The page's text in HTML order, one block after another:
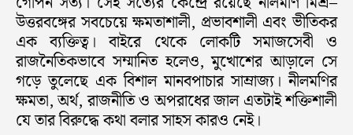
উত্তরবঙ্গের সবচেয়ে ক্ষমতাশালী, প্রভাবশালী এবং ভীতিকর
এক ব্যক্তিত্ব। বাইরে থেকে লোকটি সমাজসেবী ও
রাজনৈতিকভাবে সম্মানিত হলেও, মুখোশের আড়ালে সে
গড়ে তুলেছে এক বিশাল মানবপাচার সাম্রাজ্য। নীলমণির
ক্ষমতা, অর্থ, রাজনীতি ও অপরাধের জাল এতটাই শক্তিশালী
যে তার বিরুদ্ধে কথা বলার সাহস কারও নেই।